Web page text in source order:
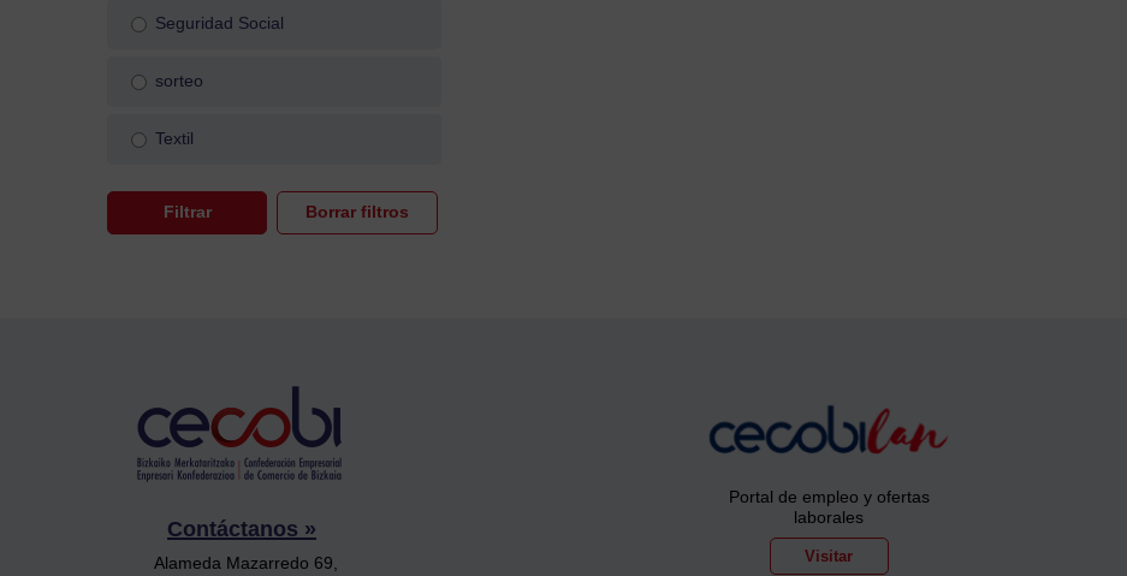
Seguridad Social
sorteo
Textil
Contáctanos »
Alameda Mazarredo 69,
Portal de empleo y ofertas
laborales
Visitar